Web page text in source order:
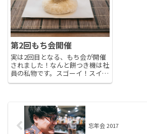
第2回もち会開催
実は2回目となる、もち会が開催
されました！なんと餅つき機は社
員の私物です。スゴーイ！スイッ
チを入れるだけで、もち米が炊け
になってくれました。独特の香り
が食欲をそそります。お餅うに
ょ...
忘年会 2017